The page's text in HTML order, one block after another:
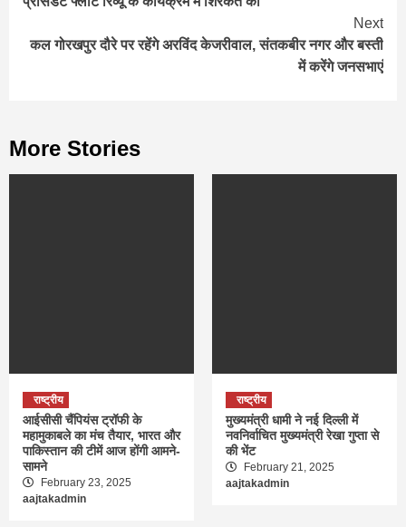
Next
कल गोरखपुर दौरे पर रहेंगे अरविंद केजरीवाल, संतकबीर नगर और बस्‍ती
में करेंगे जनसभाएं
More Stories
राष्ट्रीय
आईसीसी चैंपियंस ट्रॉफी के
महामुकाबले का मंच तैयार, भारत और
पाकिस्तान की टीमें आज होंगी आमने-
सामने
February 23, 2025
aajtakadmin
राष्ट्रीय
मुख्यमंत्री धामी ने नई दिल्ली में
नवनिर्वाचित मुख्यमंत्री रेखा गुप्ता से
की भेंट
February 21, 2025
aajtakadmin